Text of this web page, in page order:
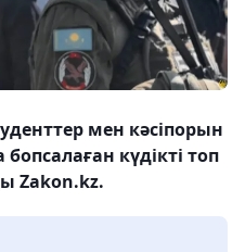
мен кәсіпорын
күдікті топ
Zakon.kz.